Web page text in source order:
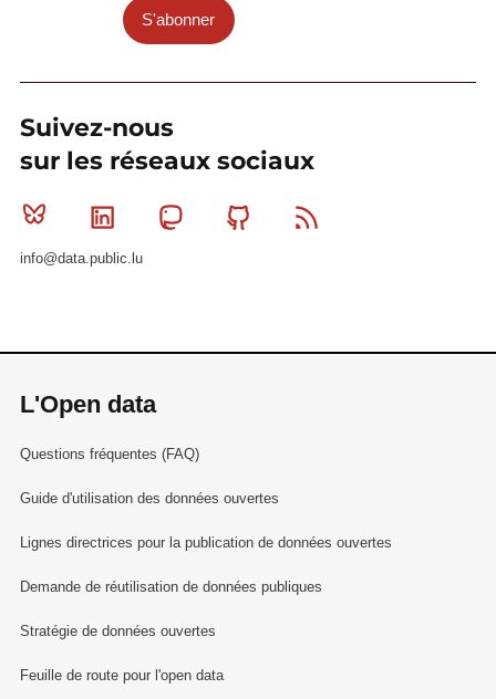
S'abonner
Suivez-nous
sur les réseaux sociaux
Bluesky Linkedin MastodonGithub
info@data.public.lu
L'Open data
Questions fréquentes (FAQ)
Guide d'utilisation des données ouvertes
Lignes directrices pour la publication de données ouvertes
Demande de réutilisation de données publiques
Stratégie de données ouvertes
Feuille de route pour l'open data